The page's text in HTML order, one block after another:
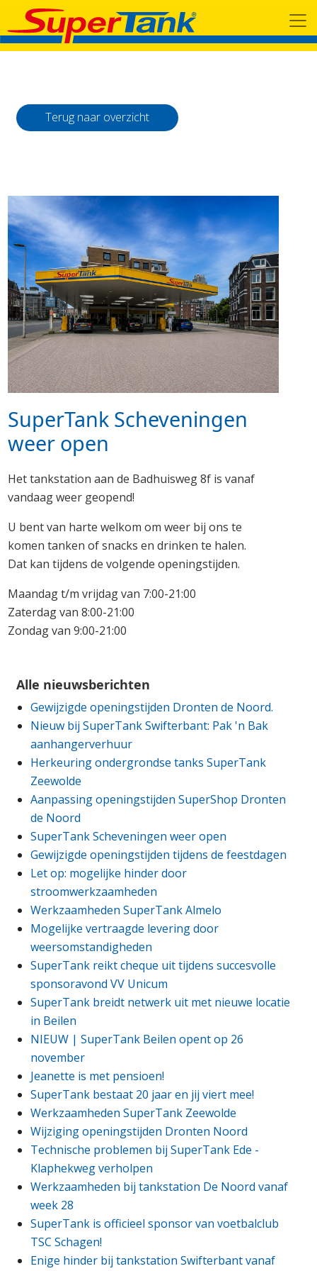
Terug naar overzicht
SuperTank Scheveningen
weer open
Het tankstation aan de Badhuisweg 8f is vanaf
vandaag weer geopend!
U bent van harte welkom om weer bij ons te
komen tanken of snacks en drinken te halen.
Dat kan tijdens de volgende openingstijden.
Maandag t/m vrijdag van 7:00-21:00
Zaterdag van 8:00-21:00
Zondag van 9:00-21:00
Alle nieuwsberichten
Gewijzigde openingstijden Dronten de Noord.
Nieuw bij SuperTank Swifterbant: Pak 'n Bak
aanhangerverhuur
Herkeuring ondergrondse tanks SuperTank
Zeewolde
Aanpassing openingstijden SuperShop Dronten
de Noord
SuperTank Scheveningen weer open
Gewijzigde openingstijden tijdens de feestdagen
Let op: mogelijke hinder door
stroomwerkzaamheden
Werkzaamheden SuperTank Almelo
Mogelijke vertraagde levering door
weersomstandigheden
SuperTank reikt cheque uit tijdens succesvolle
sponsoravond VV Unicum
SuperTank breidt netwerk uit met nieuwe locatie
in Beilen
NIEUW | SuperTank Beilen opent op 26
november
Jeanette is met pensioen!
SuperTank bestaat 20 jaar en jij viert mee!
Werkzaamheden SuperTank Zeewolde
Wijziging openingstijden Dronten Noord
Technische problemen bij SuperTank Ede -
Klaphekweg verholpen
Werkzaamheden bij tankstation De Noord vanaf
week 28
SuperTank is officieel sponsor van voetbalclub
TSC Schagen!
Enige hinder bij tankstation Swifterbant vanaf